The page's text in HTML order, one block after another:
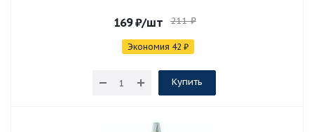
169₽/шт 211₽
Экономия 42 ₽
Купить